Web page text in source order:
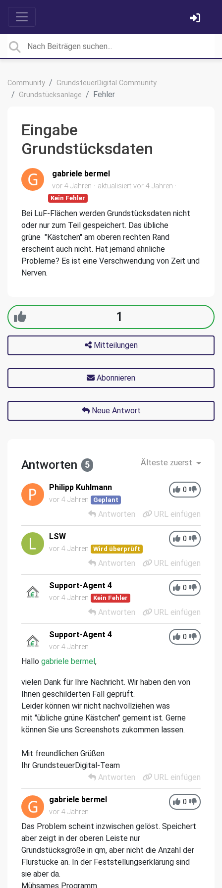
Community
GrundsteuerDigital Community
Grundstücksanlage
Fehler
Eingabe
Grundstücksdaten
gabriele bermel
vor 4 Jahren aktualisiert vor 4 Jahren
Kein Fehler
Bei LuF-Flächen werden Grundstücksdaten nicht
oder nur zum Teil gespeichert. Das übliche
grüne "Kästchen" am oberen rechten Rand
erscheint auch nicht. Hat jemand ähnliche
Probleme? Es ist eine Verschwendung von Zeit und
Nerven.
1
Mitteilungen
Abonnieren
Neue Antwort
Antworten 5 Älteste zuerst
0
Philipp Kuhlmann
vor 4 Jahren Geplant
Antworten URL einfügen
0
LSW
vor 4 Jahren Wird überprüft
Antworten URL einfügen
0
Support-Agent 4
vor 4 Jahren Kein Fehler
Antworten URL einfügen
0
Support-Agent 4
vor 4 Jahren
Hallo gabriele bermel,
vielen Dank für Ihre Nachricht. Wir haben den von
Ihnen geschilderten Fall geprüft.
Leider können wir nicht nachvollziehen was
mit "übliche grüne Kästchen" gemeint ist. Gerne
können Sie uns Screenshots zukommen lassen.
Mit freundlichen Grüßen
Ihr GrundsteuerDigital-Team
Antworten
URL einfügen
0
gabriele bermel
vor 4 Jahren
Das Problem scheint inzwischen gelöst. Speichert
aber zeigt in der oberen Leiste nur
Grundstücksgröße in qm, aber nicht die Anzahl der
Flurstücke an. In der Feststellungserklärung sind
sie aber da.
Mühsames Programm